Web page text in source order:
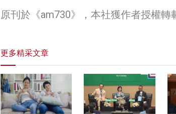
原刊於《am730》，本社獲作者授權轉
更多精采文章